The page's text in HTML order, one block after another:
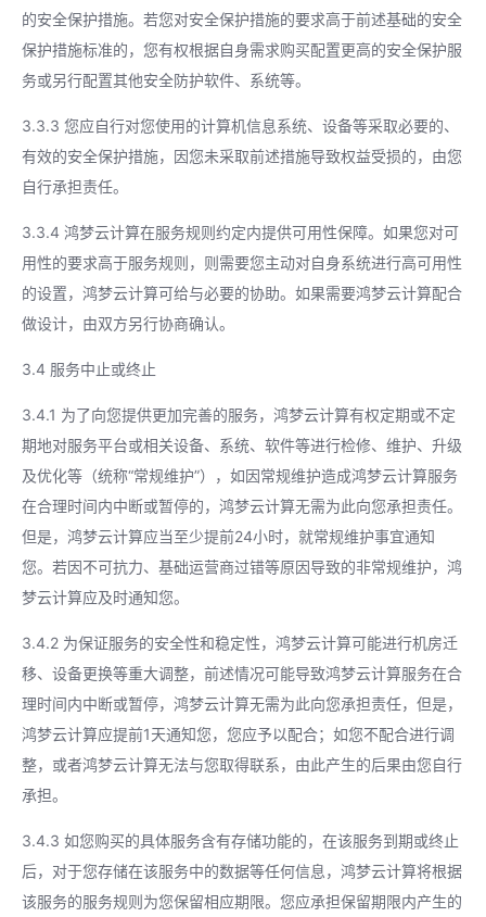
的安全保护措施。若您对安全保护措施的要求高于前述基础的安全
保护措施标准的，您有权根据自身需求购买配置更高的安全保护服
务或另行配置其他安全防护软件、系统等。
3.3.3 您应自行对您使用的计算机信息系统、设备等采取必要的、
有效的安全保护措施，因您未采取前述措施导致权益受损的，由您
自行承担责任。
3.3.4 鸿梦云计算在服务规则约定内提供可用性保障。如果您对可
用性的要求高于服务规则，则需要您主动对自身系统进行高可用性
的设置，鸿梦云计算可给与必要的协助。如果需要鸿梦云计算配合
做设计，由双方另行协商确认。
3.4 服务中止或终止
3.4.1 为了向您提供更加完善的服务，鸿梦云计算有权定期或不定
期地对服务平台或相关设备、系统、软件等进行检修、维护、升级
及优化等（统称“常规维护”），如因常规维护造成鸿梦云计算服务
在合理时间内中断或暂停的，鸿梦云计算无需为此向您承担责任。
但是，鸿梦云计算应当至少提前24小时，就常规维护事宜通知
您。若因不可抗力、基础运营商过错等原因导致的非常规维护，鸿
梦云计算应及时通知您。
3.4.2 为保证服务的安全性和稳定性，鸿梦云计算可能进行机房迁
移、设备更换等重大调整，前述情况可能导致鸿梦云计算服务在合
理时间内中断或暂停，鸿梦云计算无需为此向您承担责任，但是，
鸿梦云计算应提前1天通知您，您应予以配合；如您不配合进行调
整，或者鸿梦云计算无法与您取得联系，由此产生的后果由您自行
承担。
3.4.3 如您购买的具体服务含有存储功能的，在该服务到期或终止
后，对于您存储在该服务中的数据等任何信息，鸿梦云计算将根据
该服务的服务规则为您保留相应期限。您应承担保留期限内产生的